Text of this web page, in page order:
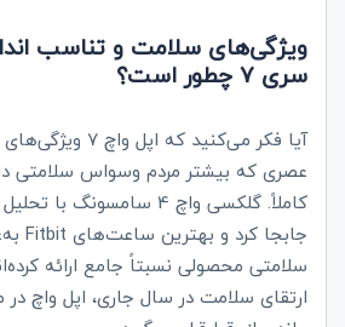
ویژگی‌های سلامت و تناسب‌
سری 7 چطور است؟
آیا فکر می‌کنید که
عصری که بیشتر مردم وسواس سلامتی
کاملاً. گلکسی واچ 4
جابجا کرد و بهترین ساعت‌های Fitbit
سلامتی محصولی نسبتاً جامع ارائه
ارتقای سلامت در سال جاری، اپل واچ